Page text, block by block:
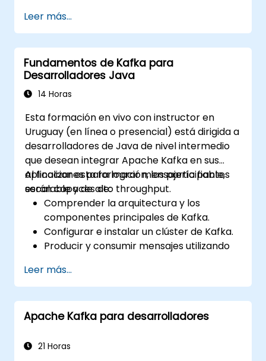
Leer más...
Fundamentos de Kafka para
Desarrolladores Java
14 Horas
Esta formación en vivo con instructor en
Uruguay (en línea o presencial) está dirigida a
desarrolladores de Java de nivel intermedio
que desean integrar Apache Kafka en sus
aplicaciones para lograr mensajería fiable,
escalable y de alto throughput.
Al finalizar esta formación, los participantes
serán capaces de:
Comprender la arquitectura y los
componentes principales de Kafka.
Configurar e instalar un clúster de Kafka.
Producir y consumir mensajes utilizando
Implementar Kafka Streams para el
procesamiento de datos en tiempo real.
Asegurar la tolerancia a fallos y la
escalabilidad en las aplicaciones de
Leer más...
Apache Kafka para desarrolladores
21 Horas